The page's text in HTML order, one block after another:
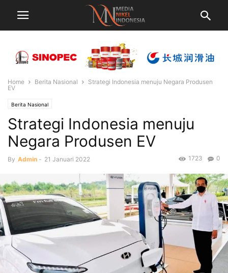
Home Berita Nasional
Strategi Indonesia menuju Negara Produsen
EV
Berita Nasional
Strategi Indonesia menuju
Negara Produsen EV
By Admin - 21 Januari 2022 0
1723